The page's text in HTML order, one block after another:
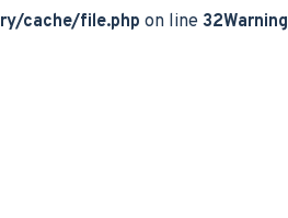
cache/file.php on line 32Warning